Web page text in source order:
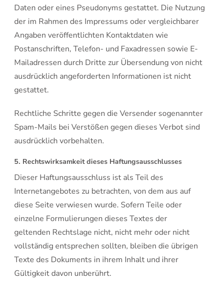
Daten oder eines Pseudonyms gestattet. Die Nutzung
der im Rahmen des Impressums oder vergleichbarer
Angaben veröffentlichten Kontaktdaten wie
Postanschriften, Telefon- und Faxadressen sowie E-
Mailadressen durch Dritte zur Übersendung von nicht
ausdrücklich angeforderten Informationen ist nicht
gestattet.
Rechtliche Schritte gegen die Versender sogenannter
Spam-Mails bei Verstößen gegen dieses Verbot sind
ausdrücklich vorbehalten.
5. Rechtswirksamkeit dieses Haftungsausschlusses
Dieser Haftungsausschluss ist als Teil des
Internetangebotes zu betrachten, von dem aus auf
diese Seite verwiesen wurde. Sofern Teile oder
einzelne Formulierungen dieses Textes der
geltenden Rechtslage nicht, nicht mehr oder nicht
vollständig entsprechen sollten, bleiben die übrigen
Texte des Dokuments in ihrem Inhalt und ihrer
Gültigkeit davon unberührt.